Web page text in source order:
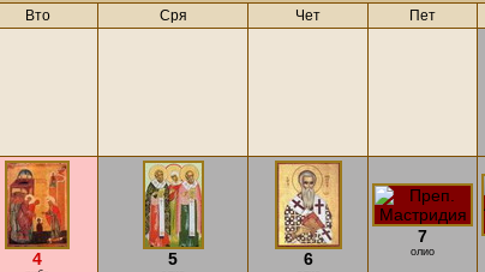
Вто Сря Чет Пет
4 5 6
7
олио